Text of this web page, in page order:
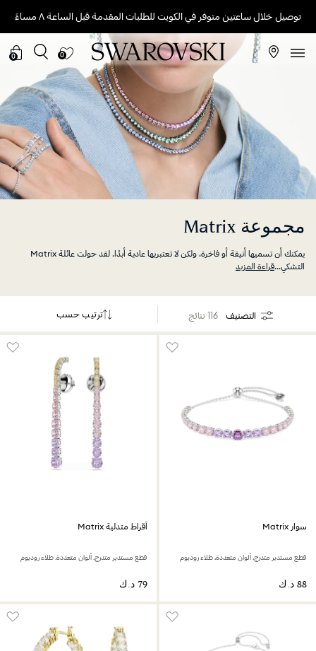
توصيل خلال ساعتين متوفر في الكويت للطلبات المقدمة قبل الساعة ٨ مساءً
0
0
مجموعة Matrix
يمكنك أن تسميها أنيقة أو فاخرة، ولكن لا تعتبريها عادية أبدًا. لقد حولت عائلة Matrix
التشكي...قراءة المزيد
التصنيف 116 نتائج ترتيب حسب
سوار Matrix
قطع مستدير متدرج، ألوان متعددة، طلاء روديوم
أقراط متدلية Matrix
قطع مستدير متدرج، ألوان متعددة، طلاء روديوم